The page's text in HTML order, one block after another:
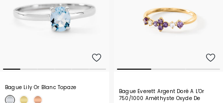
Bague Lily Or Blanc Topaze
Bague Everett Argent Doré A L'Or
750/1000 Améthyste Oxyde De